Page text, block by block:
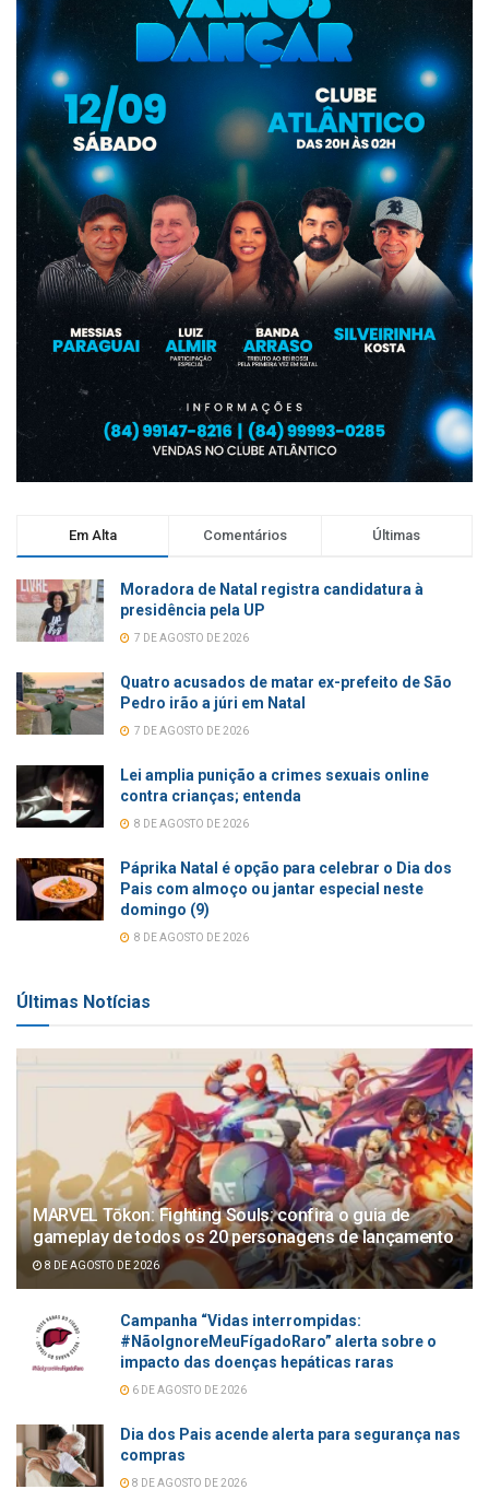
Em Alta Comentários Últimas
Moradora de Natal registra candidatura à
presidência pela UP
7 DE AGOSTO DE 2026
Quatro acusados de matar ex-prefeito de São
Pedro irão a júri em Natal
7 DE AGOSTO DE 2026
Lei amplia punição a crimes sexuais online
contra crianças; entenda
8 DE AGOSTO DE 2026
Páprika Natal é opção para celebrar o Dia dos
Pais com almoço ou jantar especial neste
domingo (9)
8 DE AGOSTO DE 2026
Últimas Notícias
MARVEL Tōkon: Fighting Souls: confira o guia de
gameplay de todos os 20 personagens de lançamento
8 DE AGOSTO DE 2026
Campanha “Vidas interrompidas:
#NãoIgnoreMeuFígadoRaro” alerta sobre o
impacto das doenças hepáticas raras
6 DE AGOSTO DE 2026
Dia dos Pais acende alerta para segurança nas
compras
8 DE AGOSTO DE 2026